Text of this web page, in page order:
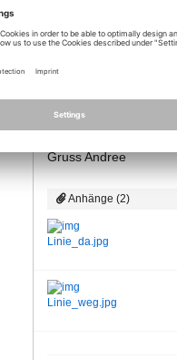
07.04.2021 - 13:08
liegt es vielleicht an
Randpoygon ...
Gruss Andree
Anhänge (2)
Linie_da.jpg
Linie_weg.jpg